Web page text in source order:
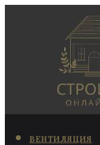
ВЕНТИЛЯЦИЯ